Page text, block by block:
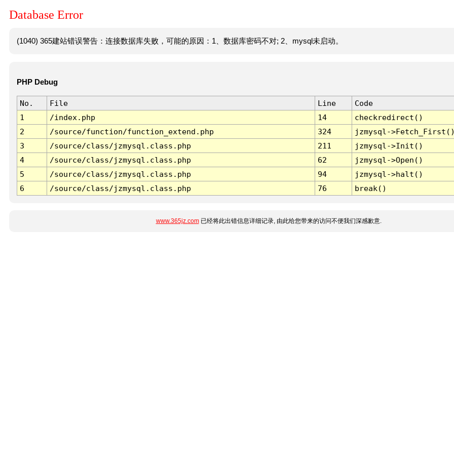
Database Error
(1040) 365建站错误警告：连接数据库失败，可能的原因：1、数据库密码不对; 2、mysql未启动。
PHP Debug
No. File Line
Code
1
/index.php 14
checkredirect()
2
/source/function/function_extend.php 324
jzmysql-
3
/source/class/jzmysql.class.php 211
jzmysql->Init()
4
/source/class/jzmysql.class.php 62
jzmysql->Open()
5
/source/class/jzmysql.class.php 94
jzmysql->halt()
6
/source/class/jzmysql.class.php 76 break()
www.365jz.com已经将此出错信息详细记录, 由此给您带来的访问不便我们深感歉意.